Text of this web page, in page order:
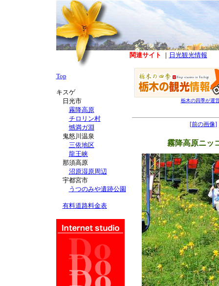
関連サイト ｜ 日光観光情報
栃木の四季が運
[前の画像]
霧降高原ニッ
Top
キスゲ
日光市
霧降高原
チロリン村
憾満ガ淵
鬼怒川温泉
三依地区
龍王峡
那須高原
沼原湿原周辺
宇都宮市
うつのみや遺跡公園
有料道路料金表